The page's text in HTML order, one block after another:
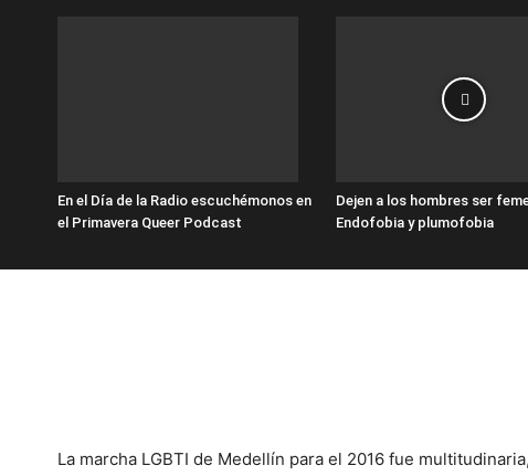
En el Día de la Radio escuchémonos en
el Primavera Queer Podcast
Dejen a los hombres ser
Endofobia y plumofobia
La marcha LGBTI de Medellín para el 2016 fue